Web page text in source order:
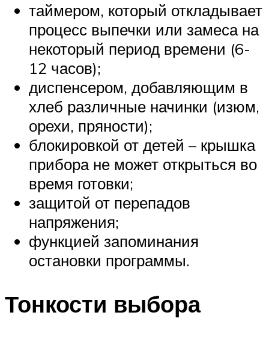
таймером, который откладывает
процесс выпечки или замеса на
некоторый период времени (6-
12 часов);
диспенсером, добавляющим в
хлеб различные начинки (изюм,
орехи, пряности);
блокировкой от детей – крышка
прибора не может открыться во
время готовки;
защитой от перепадов
напряжения;
функцией запоминания
остановки программы.
Тонкости выбора